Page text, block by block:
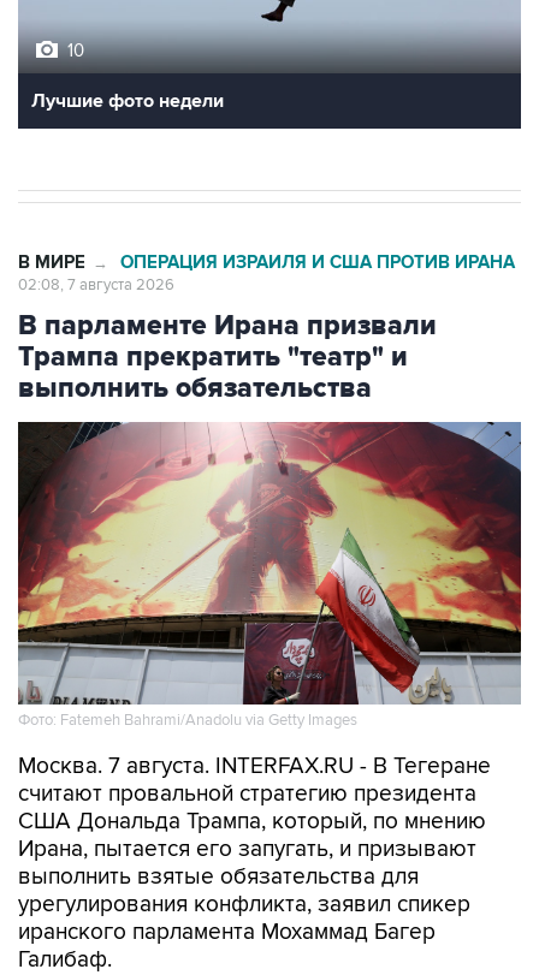
10
Лучшие фото недели
В МИРЕ → ОПЕРАЦИЯ ИЗРАИЛЯ И США ПРОТИВ ИРАНА
02:08, 7 августа 2026
В парламенте Ирана призвали
Трампа прекратить "театр" и
выполнить обязательства
Фото: Fatemeh Bahrami/Anadolu via Getty Images
Москва. 7 августа. INTERFAX.RU - В Тегеране
считают провальной стратегию президента
США Дональда Трампа, который, по мнению
Ирана, пытается его запугать, и призывают
выполнить взятые обязательства для
урегулирования конфликта, заявил спикер
иранского парламента Мохаммад Багер
Галибаф.